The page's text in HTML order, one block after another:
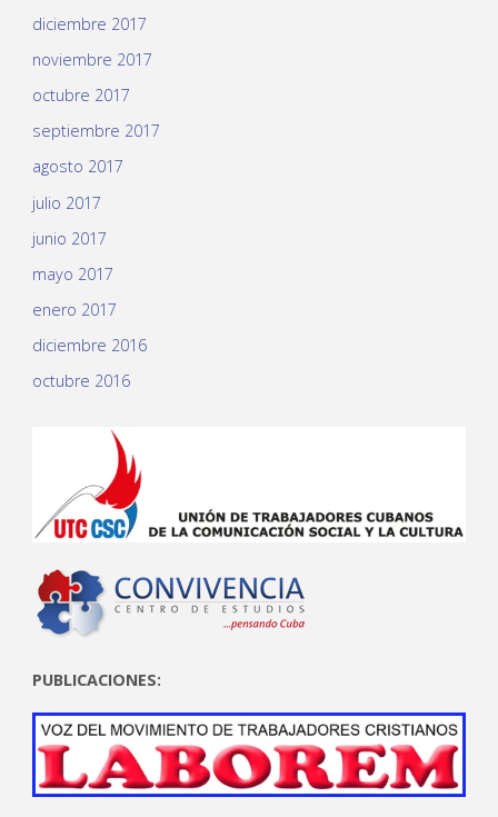
diciembre 2017
noviembre 2017
octubre 2017
septiembre 2017
agosto 2017
julio 2017
junio 2017
mayo 2017
enero 2017
diciembre 2016
octubre 2016
PUBLICACIONES: